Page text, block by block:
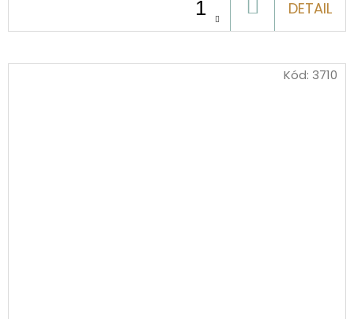
KOŠÍKU
DETAIL
Kód: 3710